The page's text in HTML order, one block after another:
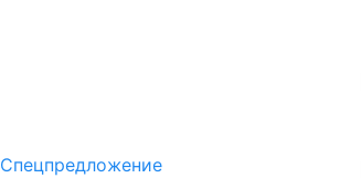
Спецпредложение